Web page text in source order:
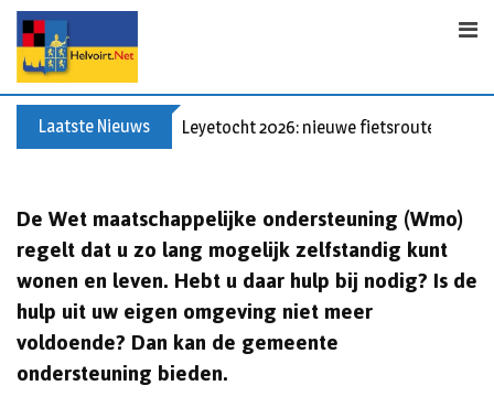
Skip
content
Laatste Nieuws Leyetocht 2026: nieuwe fietsroutes
De Wet maatschappelijke ondersteuning (Wmo)
regelt dat u zo lang mogelijk zelfstandig kunt
wonen en leven. Hebt u daar hulp bij nodig? Is de
hulp uit uw eigen omgeving niet meer
voldoende? Dan kan de gemeente
ondersteuning bieden.